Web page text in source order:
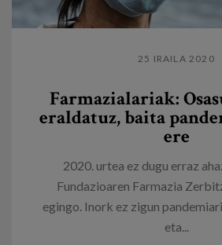
25 IRAILA 2020
Farmazialariak:
eraldatuz, baita
ere
2020. urtea ez dugu erraz
Fundazioaren Farmazia
egingo. Inork ez zigun
eta...